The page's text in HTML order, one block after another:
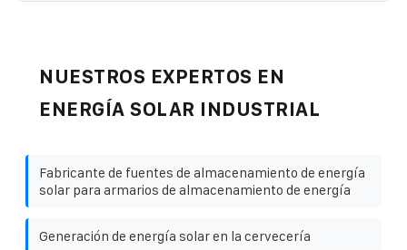
NUESTROS EXPERTOS EN
ENERGÍA SOLAR INDUSTRIAL
Fabricante de fuentes de almacenamiento de energía
solar para armarios de almacenamiento de energía
Generación de energía solar en la cervecería